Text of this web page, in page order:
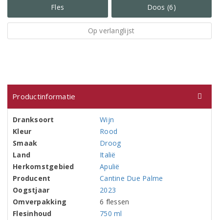
Fles Doos (6)
Op verlanglijst
Productinformatie
Dranksoort
Wijn
Kleur
Rood
Smaak
Droog
Land
Italië
Herkomstgebied
Apulië
Producent
Cantine Due Palme
Oogstjaar
2023
Omverpakking
6 flessen
Flesinhoud
750 ml